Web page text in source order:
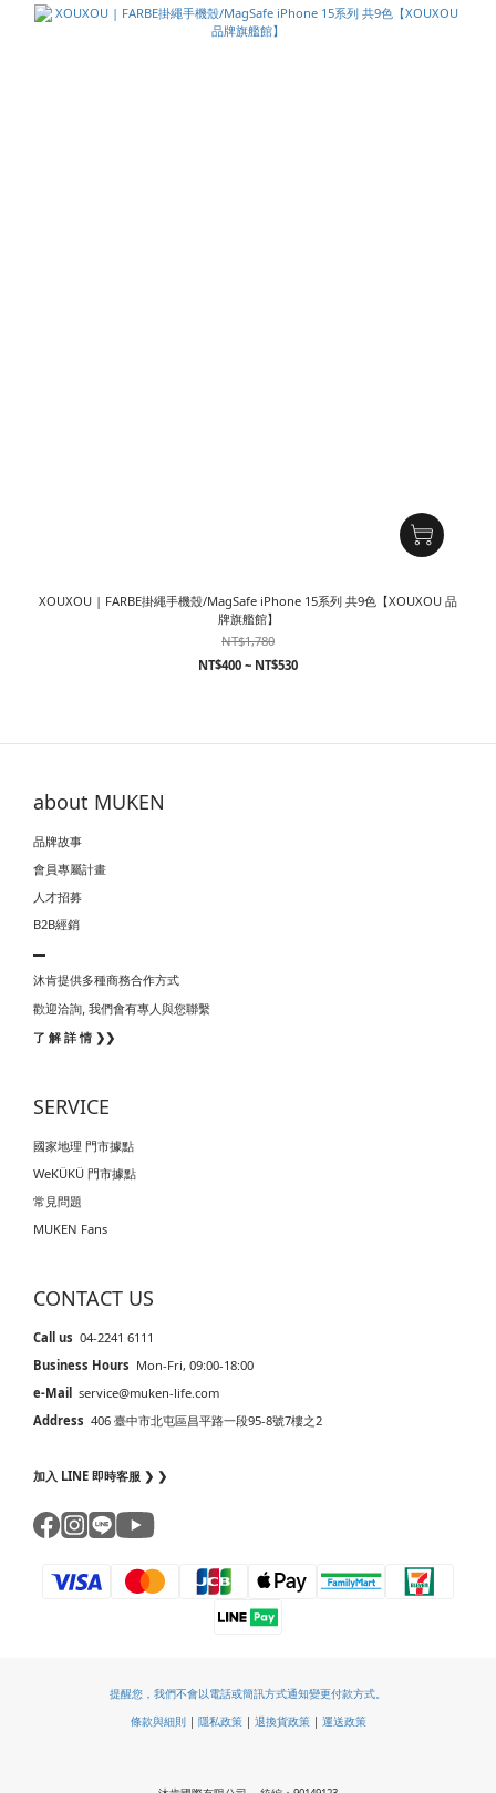
XOUXOU | FARBE掛繩手機殼/MagSafe iPhone 15系列 共9色【XOUXOU 品
牌旗艦館】
NT$1,780
NT$400 ~ NT$530
about MUKEN
品牌故事
會員專屬計畫
人才招募
B2B經銷
▬
沐肯提供多種商務合作方式
歡迎洽詢, 我們會有專人與您聯繫
了 解 詳 情 ❯❯
SERVICE
國家地理 門市據點
WeKÜKÜ 門市據點
常見問題
MUKEN Fans
CONTACT US
Call us 04-2241 6111
Business Hours Mon-Fri, 09:00-18:00
e-Mail service@muken-life.com
Address 406 臺中市北屯區昌平路一段95-8號7樓之2
加入 LINE 即時客服 ❯ ❯
提醒您，我們不會以電話或簡訊方式通知變更付款方式。
條款與細則| 隱私政策| 退換貨政策 | 運送政策